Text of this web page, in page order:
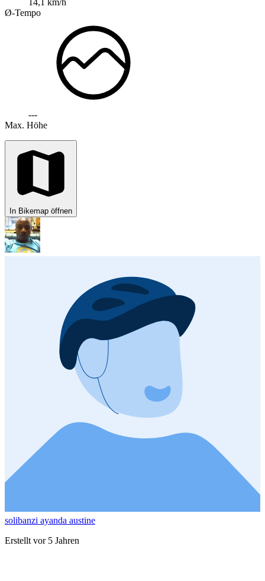
Ø-Tempo
---
Max. Höhe
In Bikemap öffnen
solibanzi ayanda austine
Erstellt vor 5 Jahren